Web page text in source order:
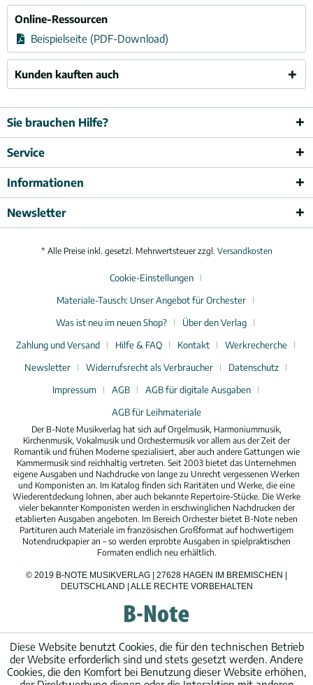
Online-Ressourcen
Beispielseite (PDF-Download)
Kunden kauften auch
Sie brauchen Hilfe?
Service
Informationen
Newsletter
* Alle Preise inkl. gesetzl. Mehrwertsteuer zzgl. Versandkosten
Cookie-Einstellungen
Materiale-Tausch: Unser Angebot für Orchester
Was ist neu im neuen Shop?
Über den Verlag
Zahlung und Versand
Hilfe & FAQ Kontakt
Werkrecherche
Newsletter
Widerrufsrecht als Verbraucher
Datenschutz
Impressum
AGB
AGB für digitale Ausgaben
AGB für Leihmateriale
Der B-Note Musikverlag hat sich auf Orgelmusik, Harmoniummusik,
Kirchenmusik, Vokalmusik und Orchestermusik vor allem aus der Zeit der
Romantik und frühen Moderne spezialisiert, aber auch andere Gattungen wie
Kammermusik sind reichhaltig vertreten. Seit 2003 bietet das Unternehmen
eigene Ausgaben und Nachdrucke von lange zu Unrecht vergessenen Werken
und Komponisten an. Im Katalog finden sich Raritäten und Werke, die eine
Wiederentdeckung lohnen, aber auch bekannte Repertoire-Stücke. Die Werke
vieler bekannter Komponisten werden in erschwinglichen Nachdrucken der
etablierten Ausgaben angeboten. Im Bereich Orchester bietet B-Note neben
Partituren auch Materiale im französischen Großformat auf hochwertigem
Notendruckpapier an – so werden erprobte Ausgaben in spielpraktischen
Formaten endlich neu erhältlich.
© 2019 B-NOTE MUSIKVERLAG | 27628 HAGEN IM BREMISCHEN |
DEUTSCHLAND | ALLE RECHTE VORBEHALTEN
Diese Website benutzt Cookies, die für den technischen Betrieb
der Website erforderlich sind und stets gesetzt werden. Andere
Cookies, die den Komfort bei Benutzung dieser Website erhöhen,